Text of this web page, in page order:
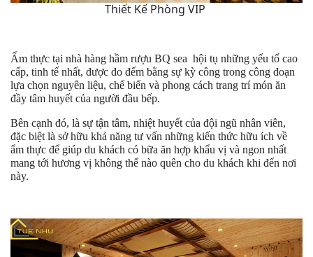
Thiết Kế Phòng VIP
Ẩm thực tại nhà hàng hầm rượu BQ sea hội tụ những yếu tố cao
cấp, tinh tế nhất, được đo đếm bằng sự kỳ công trong công đoạn
lựa chọn nguyên liệu, chế biến và phong cách trang trí món ăn
đầy tâm huyết của người đầu bếp.
Bên cạnh đó, là sự tận tâm, nhiệt huyết của đội ngũ nhân viên,
đặc biệt là sở hữu khả năng tư vấn những kiến thức hữu ích về
ẩm thực để giúp du khách có bữa ăn hợp khẩu vị và ngon nhất
mang tới hương vị không thể nào quên cho du khách khi đến nơi
này.